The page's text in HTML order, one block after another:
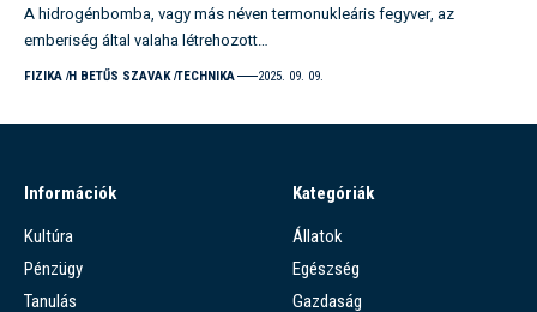
A hidrogénbomba, vagy más néven termonukleáris fegyver, az
emberiség által valaha létrehozott…
FIZIKA H BETŰS SZAVAK TECHNIKA 2025. 09. 09.
Információk
Kultúra
Pénzügy
Tanulás
Kategóriák
Állatok
Egészség
Gazdaság